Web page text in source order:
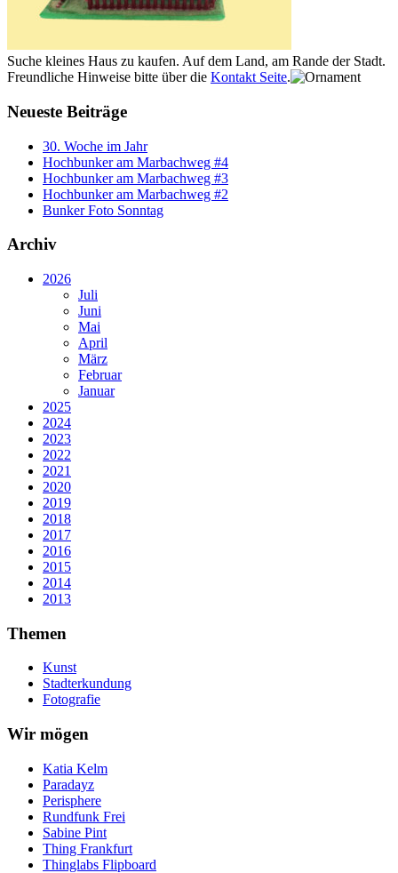
Suche kleines Haus zu kaufen. Auf dem Land, am Rande der Stadt.
Freundliche Hinweise bitte über die Kontakt Seite.
Neueste Beiträge
30. Woche im Jahr
Hochbunker am Marbachweg #4
Hochbunker am Marbachweg #3
Hochbunker am Marbachweg #2
Bunker Foto Sonntag
Archiv
2026
Juli
Juni
Mai
April
März
Februar
Januar
2025
2024
2023
2022
2021
2020
2019
2018
2017
2016
2015
2014
2013
Themen
Kunst
Stadterkundung
Fotografie
Wir mögen
Katia Kelm
Paradayz
Perisphere
Rundfunk Frei
Sabine Pint
Thing Frankfurt
Thinglabs Flipboard